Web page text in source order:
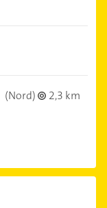
(Nord)
2,3 km